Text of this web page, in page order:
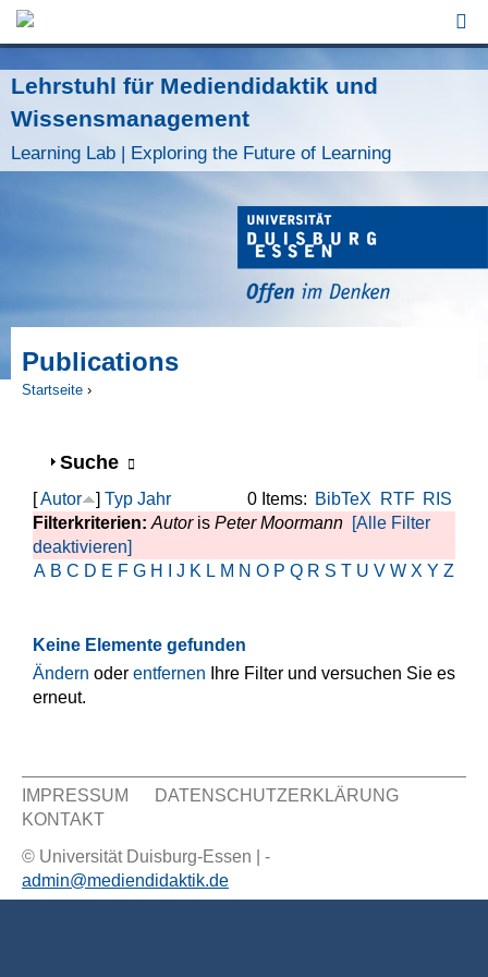
Lehrstuhl für Mediendidaktik und
Wissensmanagement
Learning Lab | Exploring the Future of Learning
Publications
Startseite ›
Anzeigen
Suche
0 Items: BibTeX RTF RIS
[Autor ] Typ Jahr
Filterkriterien: Autoris Peter Moormann [Alle Filter
deaktivieren]
A B C D E F G H J K L M N O P Q R S T U V W X Y Z
Keine Elemente gefunden
Ändern oder entfernen Ihre Filter und versuchen Sie es
erneut.
Sekundär Menü
IMPRESSUM
DATENSCHUTZERKLÄRUNG
KONTAKT
© Universität Duisburg-Essen | -
admin@mediendidaktik.de